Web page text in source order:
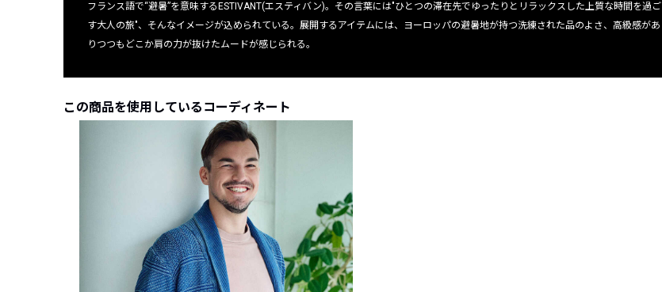
フランス語で“避暑”を意味するESTIVANT(エスティバン)。その言葉には"ひとつの滞在先でゆったりとリラックスした上質な時間を過ご
す大人の旅"、そんなイメージが込められている。展開するアイテムには、ヨーロッパの避暑地が持つ洗練された品のよさ、高級感があ
りつつもどこか肩の力が抜けたムードが感じられる。
この商品を使用しているコーディネート